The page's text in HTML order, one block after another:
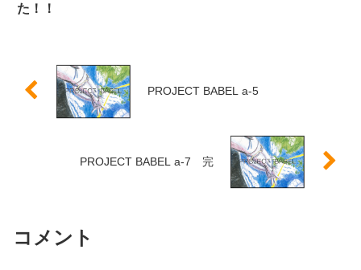
た！！
PROJECT BABEL a-5
PROJECT BABEL a-7 完
コメント